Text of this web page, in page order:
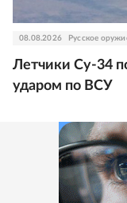
08.08.2026 Русское
Летчики Су-34
ударом по ВСУ